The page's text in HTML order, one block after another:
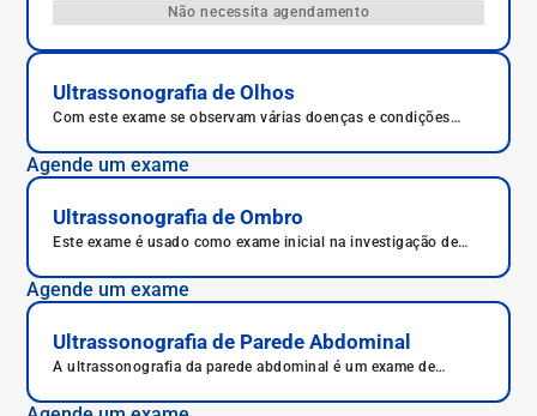
articulações como ombros, cotovelos, joelhos, tornozelos e
quadril, estudando os músculos, tendões e articulações em
tempo real, o que permite um diagnóstico mais preciso.
Não necessita agendamento
Ultrassonografia de Olhos
Com este exame se observam várias doenças e condições
inflamatórias e autoimune.
Agende um exame
Ultrassonografia de Ombro
Este exame é usado como exame inicial na investigação de
Agende um exame
Ultrassonografia de Parede Abdominal
A ultrassonografia da parede abdominal é um exame de
inflamações, pois avalia os músculos e os tecidos moles do